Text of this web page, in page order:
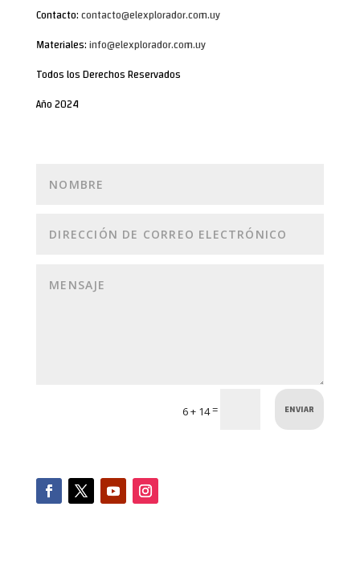
Contacto:contacto@elexplorador.com.uy
Materiales:info@elexplorador.com.uy
Todos los Derechos Reservados
Año 2024
6 + 14= ENVIAR